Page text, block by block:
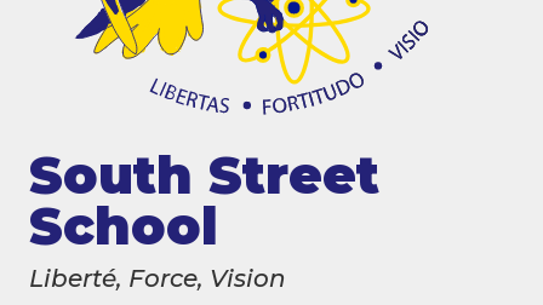
South Street
School
Liberté, Force, Vision